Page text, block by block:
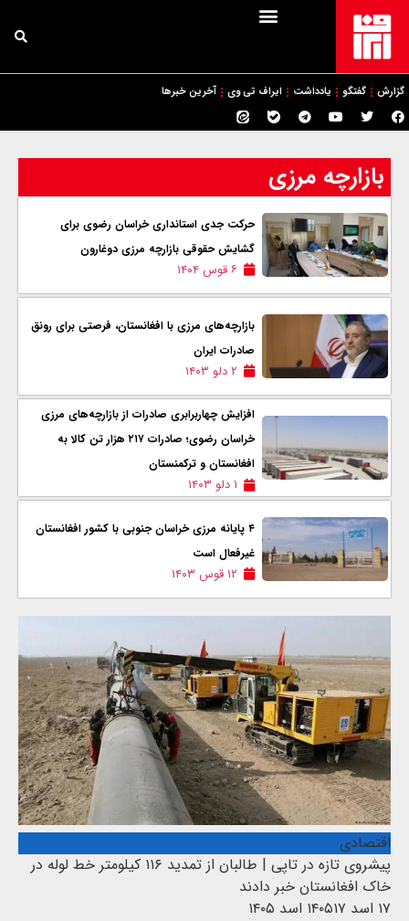
گزارش گفتگو یادداشت ایراف تی وی آخرین خبرها
بازارچه مرزی
حرکت جدی استانداری خراسان رضوی برای
گشایش حقوقی بازارچه مرزی دوغارون
۶ قوس ۱۴۰۴
بازارچه‌های مرزی با افغانستان، فرصتی برای رونق
صادرات ایران
۲ دلو ۱۴۰۳
افزایش چهاربرابری صادرات از بازارچه‌های مرزی
خراسان رضوی؛ صادرات ۲۱۷ هزار تن کالا به
افغانستان و ترکمنستان
۱ دلو ۱۴۰۳
۴ پایانه مرزی خراسان جنوبی با کشور افغانستان
غیرفعال است
۱۲ قوس ۱۴۰۳
اقتصادی
پیشروی تازه در تاپی | طالبان از تمدید ۱۱۶ کیلومتر خط لوله در
خاک افغانستان خبر دادند
۱۷ اسد ۱۴۰۵
۱۷ اسد ۱۴۰۵